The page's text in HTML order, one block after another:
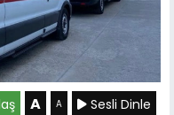
A A Sesli Dinle